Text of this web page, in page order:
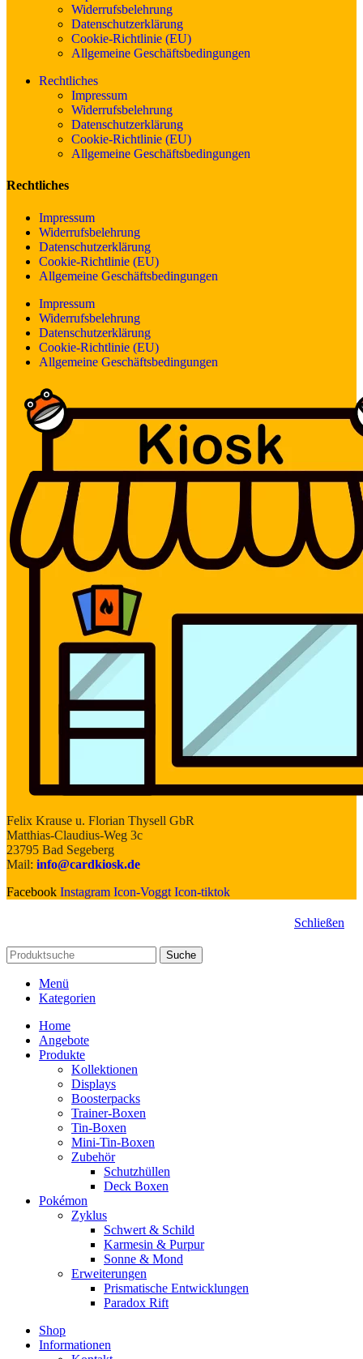
Widerrufsbelehrung
Datenschutzerklärung
Cookie-Richtlinie (EU)
Allgemeine Geschäftsbedingungen
Rechtliches
Impressum
Widerrufsbelehrung
Datenschutzerklärung
Cookie-Richtlinie (EU)
Allgemeine Geschäftsbedingungen
Rechtliches
Impressum
Widerrufsbelehrung
Datenschutzerklärung
Cookie-Richtlinie (EU)
Allgemeine Geschäftsbedingungen
Impressum
Widerrufsbelehrung
Datenschutzerklärung
Cookie-Richtlinie (EU)
Allgemeine Geschäftsbedingungen
Felix Krause u. Florian Thysell GbR
Matthias-Claudius-Weg 3c
23795 Bad Segeberg
Mail: info@cardkiosk.de
Facebook Instagram Icon-Voggt Icon-tiktok
Schließen
Suche
Menü
Kategorien
Home
Angebote
Produkte
Kollektionen
Displays
Boosterpacks
Trainer-Boxen
Tin-Boxen
Mini-Tin-Boxen
Zubehör
Schutzhüllen
Deck Boxen
Pokémon
Zyklus
Schwert & Schild
Karmesin & Purpur
Sonne & Mond
Erweiterungen
Prismatische Entwicklungen
Paradox Rift
Shop
Informationen